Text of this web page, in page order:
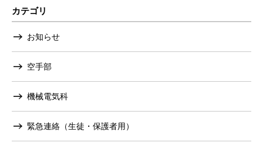
カテゴリ
お知らせ
空手部
機械電気科
緊急連絡（生徒・保護者用）